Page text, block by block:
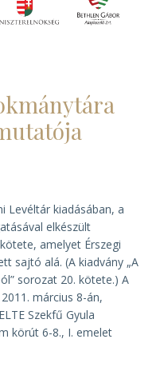
Levéltár kiadásában, a
elkészült
amelyet Érszegi
sajtó alá. (A kiadvány „A
sorozat 20. kötete.) A
március 8-án,
Szekfű Gyula
körút 6-8., I. emelet